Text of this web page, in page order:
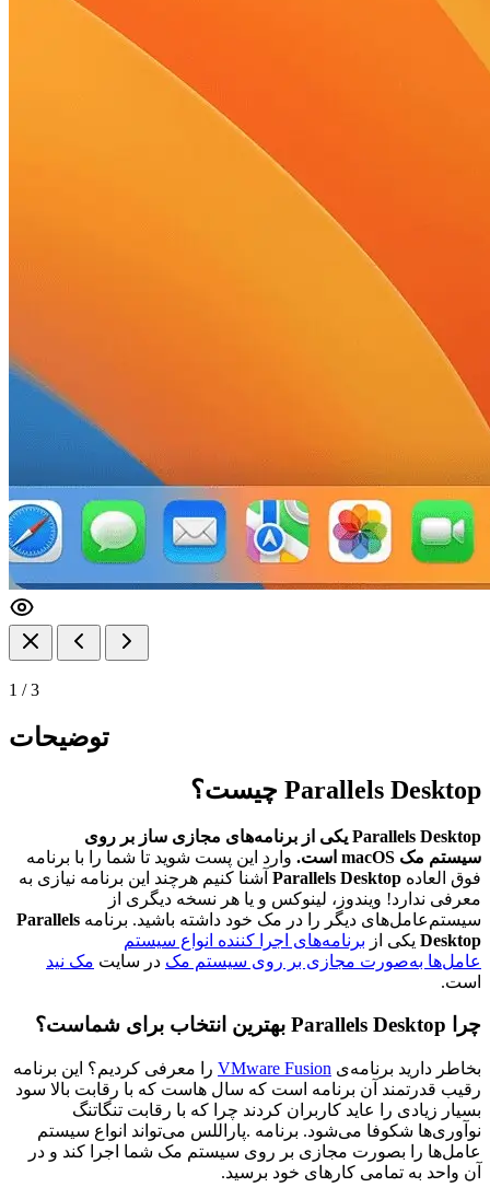
1 /3
توضیحات
Parallels Desktop چیست؟
Parallels Desktop یکی از برنامه‌های مجازی ساز بر روی
سیستم مک macOS است.
وارد این پست شوید تا شما را با برنامه
فوق العاده
آشنا کنیم هرچند این برنامه نیازی به
معرفی ندارد! ویندوز، لینوکس و یا هر نسخه‌ دیگری از
سیستم‌عامل‌های دیگر را در مک خود داشته باشید. برنامه Parallels
Desktop یکی از برنامه‌های اجرا کننده انواع سیستم
عامل‌ها به‌صورت مجازی بر روی سیستم مک در سایت مک نید
است.
چرا Parallels Desktop بهترین انتخاب برای شماست؟
بخاطر دارید برنامه‌ی VMware Fusion را معرفی کردیم؟ این برنامه
رقیب قدرتمند آن برنامه است که سال هاست که با رقابت بالا سود
بسیار زیادی را عاید کاربران کردند چرا که با رقابت تنگاتنگ
نوآوری‌ها شکوفا می‌شود. برنامه .پاراللس می‌تواند انواع سیستم
عامل‌ها را بصورت مجازی بر روی سیستم مک شما اجرا کند و در
آن واحد به تمامی کار‌های خود برسید.